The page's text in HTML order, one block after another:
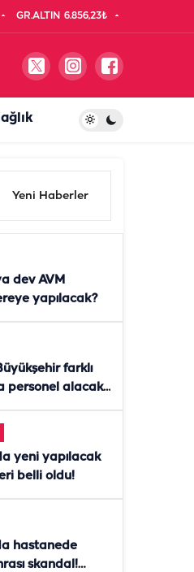
GR.ALTIN 6.856,23₺
Yeni Haberler
dev AVM
yapılacak?
farklı
personel alacak!
yeni yapılacak
belli oldu!
hastanede
skandal!